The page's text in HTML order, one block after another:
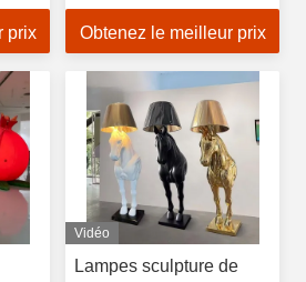
prix
géante
Obtenez le meilleur prix
Vidéo
Lampes sculpture de